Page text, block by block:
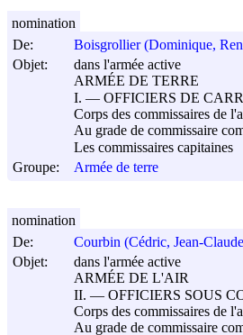
De:
Boisgrollier (Dominique,
Objet:
dans l'armée active
ARMÉE DE TERRE
I. ― OFFICIERS DE
Corps des commissaires de
Au grade de commissaire
Les commissaires capitaines
Groupe:
Armée de terre
nomination
De:
Courbin (Cédric, Jean-
Objet:
dans l'armée active
ARMÉE DE L'AIR
II. ― OFFICIERS SOUS
Corps des commissaires de
Au grade de commissaire
nomination